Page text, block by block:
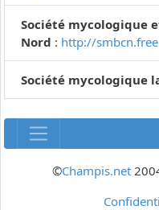
Société mycologique
Nord : http://
Société mycologique
©Champis.net